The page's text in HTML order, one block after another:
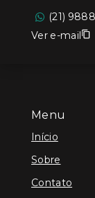
Menu
Início
Sobre
Contato
(21)
Ver e-mail